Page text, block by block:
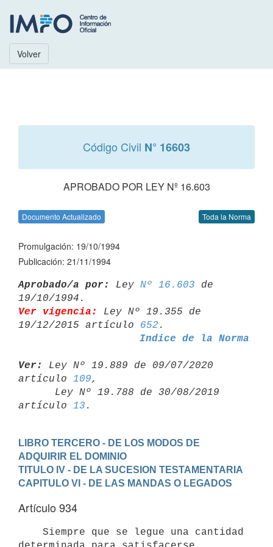
Volver
Código Civil N° 16603
APROBADO POR LEY Nº 16.603
Documento Actualizado Toda la Norma
Promulgación: 19/10/1994
Publicación: 21/11/1994
Aprobado/a por: Ley Nº 16.603 de
Ver vigencia:
Ley Nº 19.355 de
19/12/2015 artículo 652
Indice de la Norma
Ver:
Ley Nº 19.889 de 09/07/2020
artículo 109,
artículo 13
LIBRO TERCERO - DE LOS MODOS DE
ADQUIRIR EL DOMINIO
TITULO IV - DE LA SUCESION TESTAMENTARIA
CAPITULO VI - DE LAS MANDAS O LEGADOS
Artículo 934